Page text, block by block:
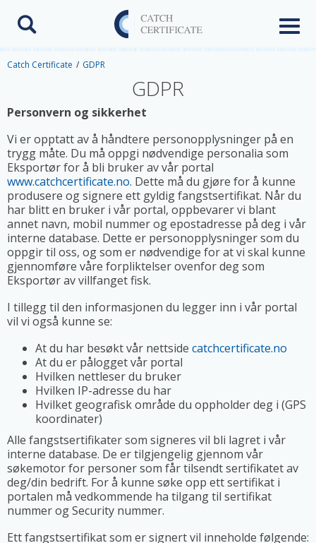
Toggle
Catch Certificate GDPR
GDPR
Personvern og sikkerhet
Vi er opptatt av å håndtere personopplysninger på en
trygg måte. Du må oppgi nødvendige personalia som
Eksportør for å bli bruker av vår portal
www.catchcertificate.no. Dette må du gjøre for å kunne
produsere og signere ett gyldig fangstsertifikat. Når du
har blitt en bruker i vår portal, oppbevarer vi blant
annet navn, mobil nummer og epostadresse på deg i vår
interne database. Dette er personopplysninger som du
oppgir til oss, og som er nødvendige for at vi skal kunne
gjennomføre våre forpliktelser ovenfor deg som
Eksportør av villfanget fisk.
I tillegg til den informasjonen du legger inn i vår portal
vil vi også kunne se:
At du har besøkt vår nettside catchcertificate.no
At du er pålogget vår portal
Hvilken nettleser du bruker
Hvilken IP-adresse du har
Hvilket geografisk område du oppholder deg i (GPS
koordinater)
Alle fangstsertifikater som signeres vil bli lagret i vår
interne database. De er tilgjengelig gjennom vår
søkemotor for personer som får tilsendt sertifikatet av
deg/din bedrift. For å kunne søke opp ett sertifikat i
portalen må vedkommende ha tilgang til sertifikat
nummer og Security nummer.
Ett fangstsertifikat som er signert vil inneholde følgende: